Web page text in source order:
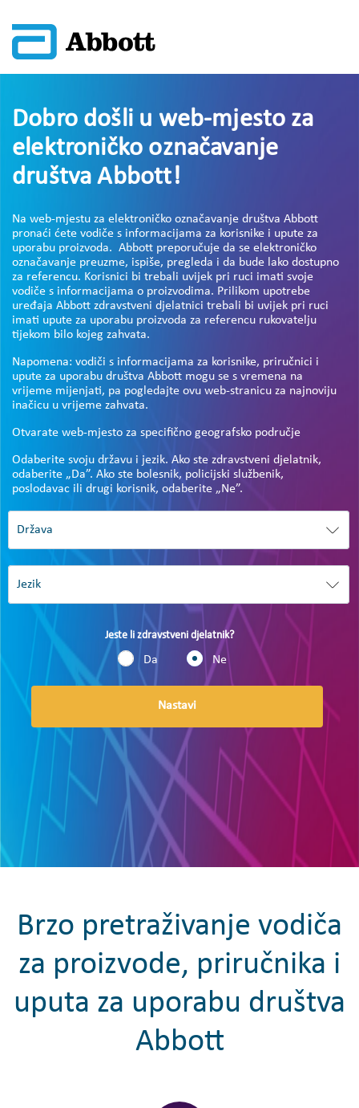
Dobro došli u web-mjesto za
elektroničko označavanje
društva Abbott!
Na web-mjestu za elektroničko označavanje društva Abbott
pronaći ćete vodiče s informacijama za korisnike i upute za
uporabu proizvoda. Abbott preporučuje da se elektroničko
označavanje preuzme, ispiše, pregleda i da bude lako dostupno
za referencu. Korisnici bi trebali uvijek pri ruci imati svoje
vodiče s informacijama o proizvodima. Prilikom upotrebe
uređaja Abbott zdravstveni djelatnici trebali bi uvijek pri ruci
imati upute za uporabu proizvoda za referencu rukovatelju
tijekom bilo kojeg zahvata.
Napomena: vodiči s informacijama za korisnike, priručnici i
upute za uporabu društva Abbott mogu se s vremena na
vrijeme mijenjati, pa pogledajte ovu web-stranicu za najnoviju
inačicu u vrijeme zahvata.
Otvarate web-mjesto za specifično geografsko područje
Odaberite svoju državu i jezik. Ako ste zdravstveni djelatnik,
odaberite „Da”. Ako ste bolesnik, policijski službenik,
poslodavac ili drugi korisnik, odaberite „Ne”.
Jeste li zdravstveni djelatnik?
Da Ne
Nastavi
Brzo pretraživanje vodiča
za proizvode, priručnika i
uputa za uporabu društva
Abbott